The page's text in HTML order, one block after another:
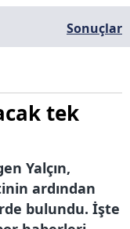
Sonuçlar
tek
Yalçın,
ardından
bulundu. İşte